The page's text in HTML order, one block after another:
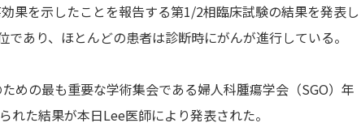
果を示したことを報告する第1/2相臨床試験の結果を発表し
あり、ほとんどの患者は診断時にがんが進行している。
めの最も重要な学術集会である婦人科腫瘍学会（SGO）年
れた結果が本日Lee医師により発表された。